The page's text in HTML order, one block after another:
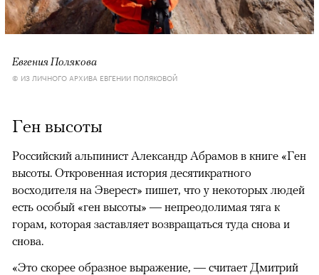
Евгения Полякова
© ИЗ ЛИЧНОГО АРХИВА ЕВГЕНИИ ПОЛЯКОВОЙ
Ген высоты
Российский альпинист Александр Абрамов в книге «Ген
высоты. Откровенная история десятикратного
восходителя на Эверест» пишет, что у некоторых людей
есть особый «ген высоты» — непреодолимая тяга к
горам, которая заставляет возвращаться туда снова и
снова.
«Это скорее образное выражение, — считает Дмитрий